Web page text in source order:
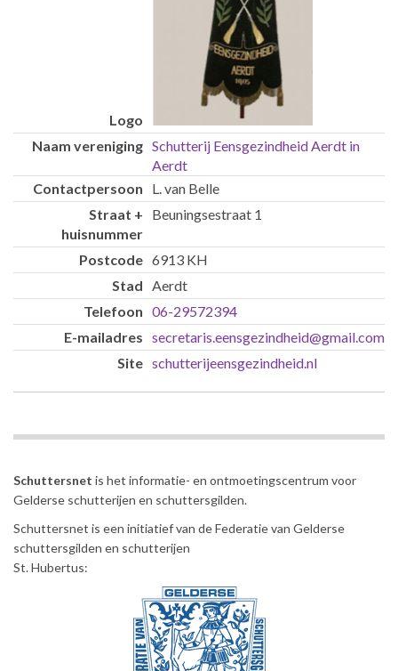
Schutterij Eensgezindheid Aerdt in
Aerdt
L. van Belle
Beuningsestraat 1
6913 KH
Aerdt
06-29572394
secretaris.eensgezindheid@gmail.com
schutterijeensgezindheid.nl
Schuttersnet is het informatie- en ontmoetingscentrum voor
Gelderse schutterijen en schuttersgilden.
Schuttersnet is een initiatief van de Federatie van Gelderse
schuttersgilden en schutterijen
St. Hubertus: